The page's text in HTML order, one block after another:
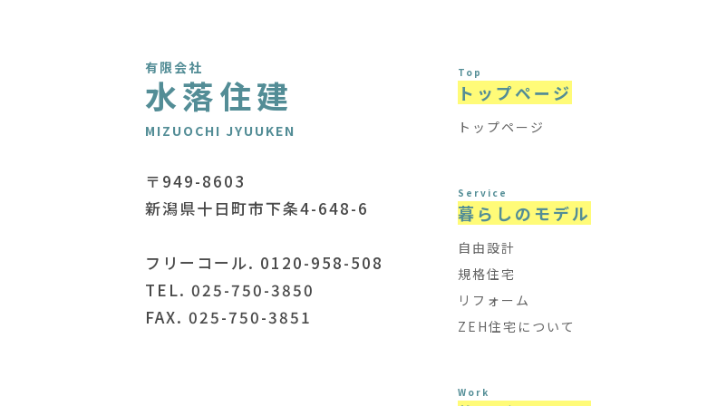
有限会社
水落住建
MIZUOCHI JYUUKEN
〒949-8603
新潟県十日町市下条4-648-6
フリーコール. 0120-958-508
TEL. 025-750-3850
FAX. 025-750-3851
Top
トップページ
トップページ
Service
暮らしのモデル
自由設計
規格住宅
リフォーム
ZEH住宅について
Work